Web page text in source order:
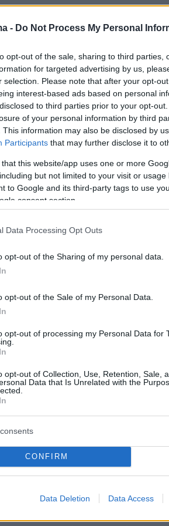
- Do Not Process My Personal
opt-out of the sale, sharing to third parties,
for targeted advertising by us,
selection. Please note that after your opt-
interest-based ads based on personal
to third parties prior to your opt-
of your personal information by third
This information may also be disclosed by
Participants that may further disclose it to
that this website/app uses one or more
but not limited to your visit or
to Google and its third-party tags to use
consent section.
Data Processing Opt Outs
opt-out of the Sharing of my personal data.
opt-out of the Sale of my Personal Data.
opt-out of processing my Personal Data for
opt-out of Collection, Use, Retention, Sale,
Data that Is Unrelated with the
CONFIRM
Data Deletion Data Access
έρχονται και… δεν
κάτι σημαντικό: η
τα τελευταία μέλη μιας
με περισπούδαστα
σε οικογενειακό συμβούλιο
του αείμνηστου
«Ασπροκόρακα». Το
αναθέτει στον γιο,
έρευνες για τον εντοπισμό
τη Ρόζα, μία νέα που
ηθικής. Απ' τη μια
άλλη, ένα γεμάτο μουσική
για τις ζωές που δεν
που θα μας κάνουν να
πεινασμένοι για τη
ονόματος, πλάθουν μια
πλασματική,
έρωτα και την αγάπη,
Το επίθετο
θεωρεί τον εαυτό της
σ’ έναν κόσμο, όμως,